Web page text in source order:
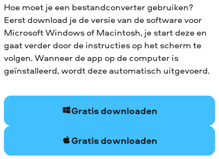
Hoe moet je een bestandconverter gebruiken?
Eerst download je de versie van de software voor
Microsoft Windows of Macintosh, je start deze en
gaat verder door de instructies op het scherm te
volgen. Wanneer de app op de computer is
geïnstalleerd, wordt deze automatisch uitgevoerd.
Gratis downloaden
Gratis downloaden